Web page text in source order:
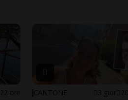
22 ore CANTONE 3 gior